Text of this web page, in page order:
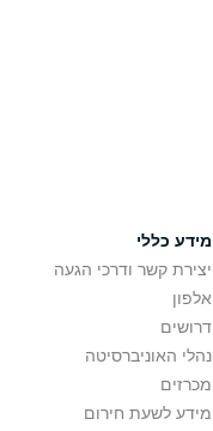
מידע כללי
יצירת קשר ודרכי הגעה
אלפון
דרושים
נהלי האוניברסיטה
מכרזים
מידע לשעת חירום